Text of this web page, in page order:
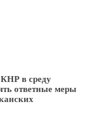
в среду
ответные меры